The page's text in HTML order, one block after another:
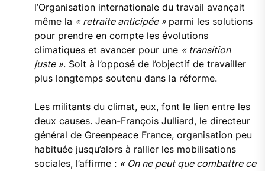
l’Organisation internationale du travail avançait
même la « retraite anticipée » parmi les solutions
pour prendre en compte les évolutions
climatiques et avancer pour une « transition
juste ». Soit à l’opposé de l’objectif de travailler
plus longtemps soutenu dans la réforme.
Les militants du climat, eux, font le lien entre les
deux causes. Jean-François Julliard, le directeur
général de Greenpeace France, organisation peu
habituée jusqu’alors à rallier les mobilisations
sociales, l’affirme : « On ne peut que combattre ce